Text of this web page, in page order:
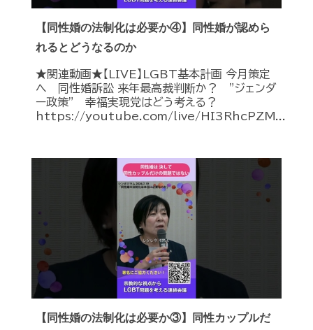
【同性婚の法制化は必要か④】同性婚が認めら
れるとどうなるのか
★関連動画★【LIVE】LGBT基本計画 今月策定
へ 同性婚訴訟 来年最高裁判断か？ ”ジェンダ
ー政策” 幸福実現党はどう考える？
https://youtube.com/live/HI3RhcPZM...
【同性婚の法制化は必要か③】同性カップルだ